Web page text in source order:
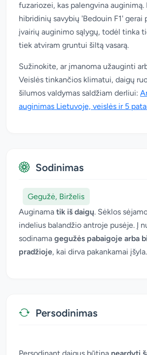
fuzariozei, kas palengvina auginimą.
hibridinių savybių 'Bedouin F1' gerai
įvairių auginimo sąlygų, todėl tinka
tiek atviram gruntui šiltą vasarą.
Sužinokite, ar įmanoma užauginti
Veislės tinkančios klimatui, daigų
šilumos valdymas saldžiam derliui:
auginimas Lietuvoje, veislės ir 5
Sodinimas
Gegužė, Birželis
Auginama tik iš daigų. Sėklos
indelius balandžio antroje pusėje. Į
sodinama gegužės pabaigoje arba
pradžioje, kai dirva pakankamai įšyla.
Persodinimas